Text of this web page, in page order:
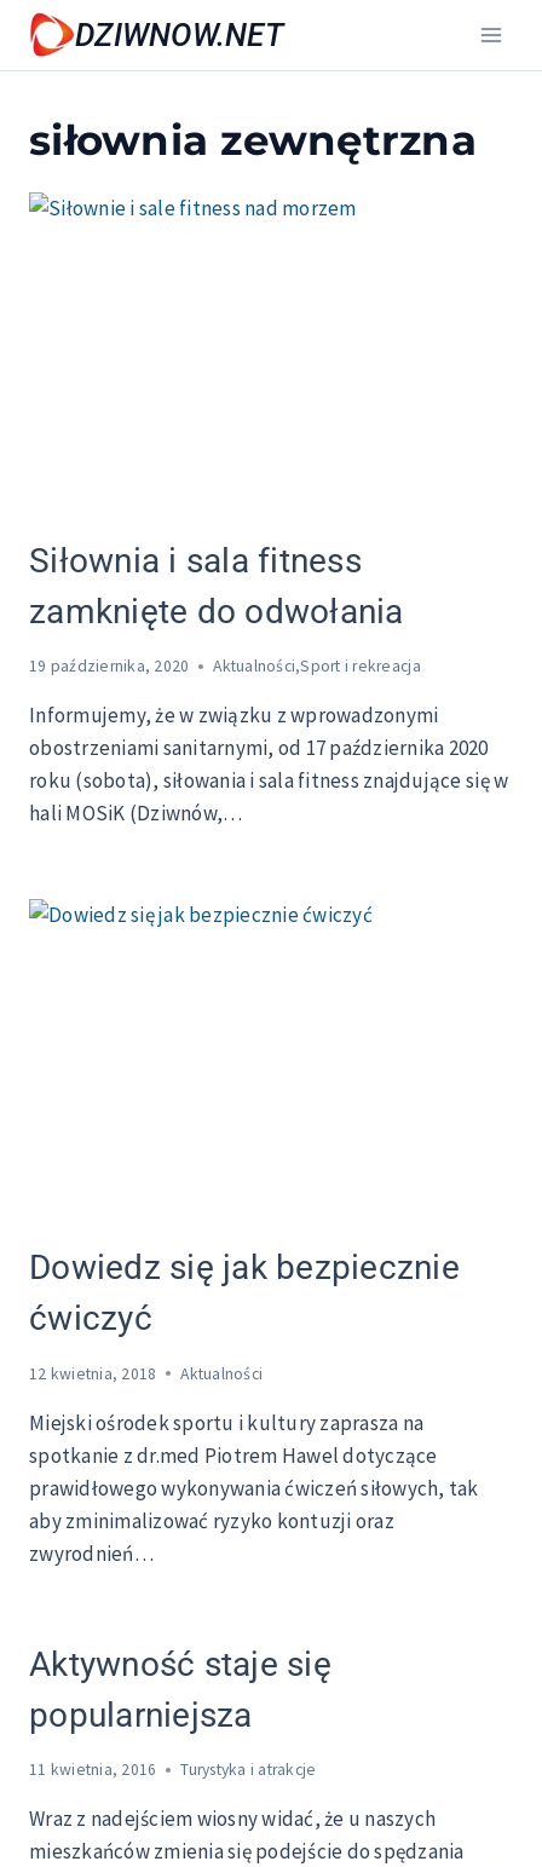
Przejdź
treści
DZIWNOW.NET
siłownia zewnętrzna
Siłownia i sala fitness
zamknięte do odwołania
19 października, 2020 Aktualności,Sport i rekreacja
Informujemy, że w związku z wprowadzonymi
obostrzeniami sanitarnymi, od 17 października 2020
roku (sobota), siłowania i sala fitness znajdujące się w
hali MOSiK (Dziwnów,…
Dowiedz się jak bezpiecznie
ćwiczyć
12 kwietnia, 2018 Aktualności
Miejski ośrodek sportu i kultury zaprasza na
spotkanie z dr.med Piotrem Hawel dotyczące
prawidłowego wykonywania ćwiczeń siłowych, tak
aby zminimalizować ryzyko kontuzji oraz
zwyrodnień…
Aktywność staje się
popularniejsza
11 kwietnia, 2016 Turystyka i atrakcje
Wraz z nadejściem wiosny widać, że u naszych
mieszkańców zmienia się podejście do spędzania